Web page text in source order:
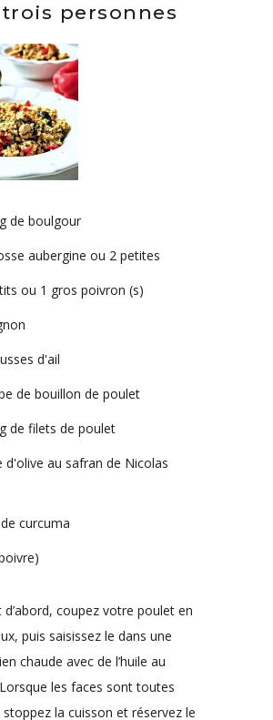
personnes
de boulgour
aubergine ou 2 petites
ou 1 gros poivron (s)
d'ail
de bouillon de poulet
de filets de poulet
d'olive au safran de Nicolas
curcuma
d’abord, coupez votre poulet en
puis saisissez le dans une
chaude avec de l’huile au
les faces sont toutes
la cuisson et réservez le